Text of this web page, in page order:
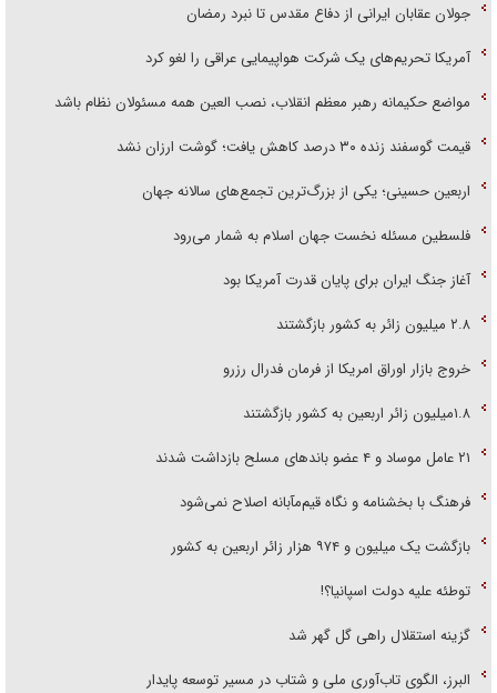
جولان عقابان ایرانی از دفاع مقدس تا نبرد رمضان
آمریکا تحریم‌های یک شرکت هواپیمایی عراقی را لغو کرد
مواضع حکیمانه رهبر معظم انقلاب، نصب العین همه مسئولان نظام باشد
قیمت گوسفند زنده ۳۰ درصد کاهش یافت؛ گوشت ارزان نشد
اربعین حسینی؛ یکی از بزرگ‌ترین تجمع‌های سالانه جهان
فلسطین مسئله نخست جهان اسلام به شمار می‌رود
آغاز جنگ ایران برای پایان قدرت آمریکا بود
۲.۸ میلیون زائر به کشور بازگشتند
خروج بازار اوراق امریکا از فرمان فدرال رزرو
۱.۸میلیون زائر اربعین به کشور بازگشتند
۲۱ عامل موساد و ۴ عضو باند‌های مسلح بازداشت شدند
فرهنگ با بخشنامه و نگاه قیم‌مآبانه اصلاح نمی‌شود
بازگشت یک میلیون و ۹۷۴ هزار زائر اربعین به کشور
توطئه علیه دولت اسپانیا؟!
گزینه استقلال راهی گل گهر شد
البرز، الگوی تاب‌آوری ملی و شتاب در مسیر توسعه پایدار